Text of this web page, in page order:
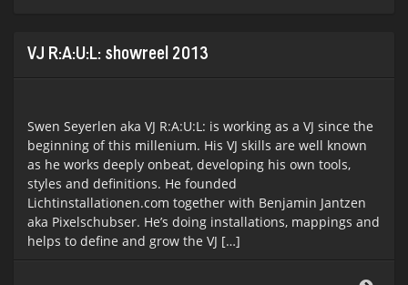
VJ R:A:U:L: showreel 2013
Swen Seyerlen aka VJ R:A:U:L: is working as a VJ since the
beginning of this millenium. His VJ skills are well known
as he works deeply onbeat, developing his own tools,
styles and definitions. He founded
Lichtinstallationen.com together with Benjamin Jantzen
aka Pixelschubser. He’s doing installations, mappings and
helps to define and grow the VJ […]